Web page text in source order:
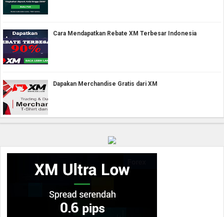
Cara Mendapatkan Rebate XM Terbesar Indonesia
Dapakan Merchandise Gratis dari XM